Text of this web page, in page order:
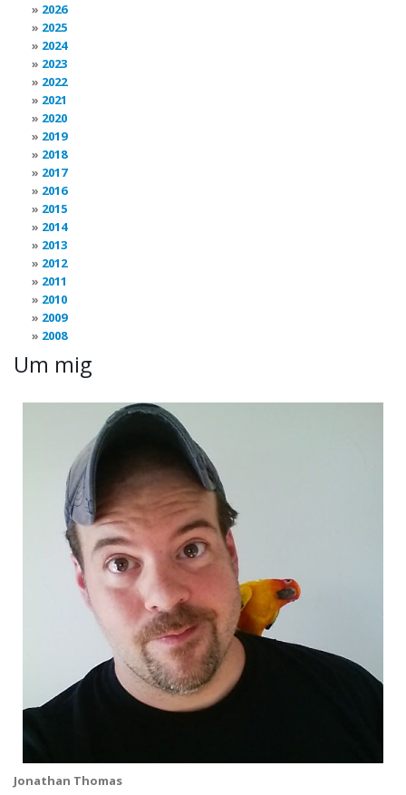
2026
2025
2024
2023
2022
2021
2020
2019
2018
2017
2016
2015
2014
2013
2012
2011
2010
2009
2008
Um mig
Jonathan Thomas